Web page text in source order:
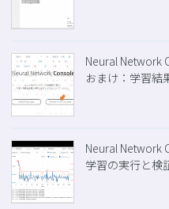
Neural Network
おまけ：学習結
Neural Network
学習の実行と検